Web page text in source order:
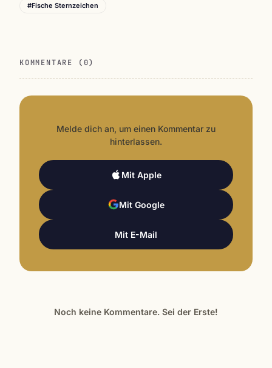
#Fische Sternzeichen
KOMMENTARE (0)
Melde dich an, um einen Kommentar zu
hinterlassen.
Mit Apple
Mit Google
Mit E-Mail
Noch keine Kommentare. Sei der Erste!